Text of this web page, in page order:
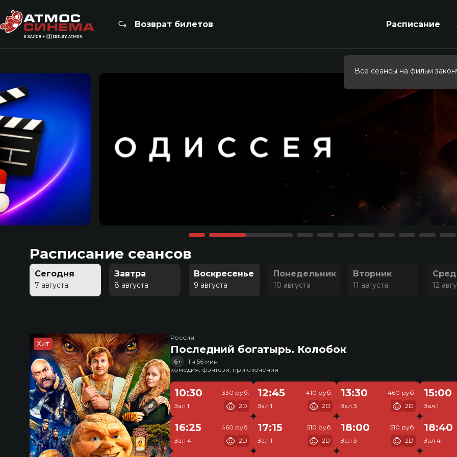
Возврат билетов Расписание
Расписание сеансов
Сегодня
7 августа
Завтра
8 августа
Воскресенье
9 августа
Понедельник
10 августа
Вторник
11 августа 12
Хит
Россия
Последний богатырь. Колобок
6+
1 ч 56 мин
комедия, фэнтези, приключения
10:30
Зал 1
330 руб.
2D
12:45
Зал 1
410 руб.
2D
13:30
Зал 3
460 руб.
2D
15:00
Зал 1
16:25
Зал 4
460 руб.
2D
17:15
Зал 1
510 руб.
2D
18:00
Зал 3
510 руб.
2D
18:40
Зал 4
Все сеансы на фильм